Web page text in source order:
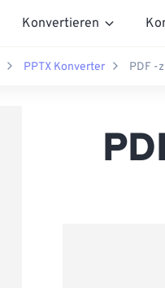
Konvertieren
PPTX Konverter PDF -